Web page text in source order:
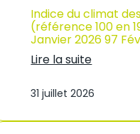
t
i
o
e
M
r
Indice du climat
(référence 100 en
Janvier 2026 97
Lire la suite
n
i
31 juillet 2026